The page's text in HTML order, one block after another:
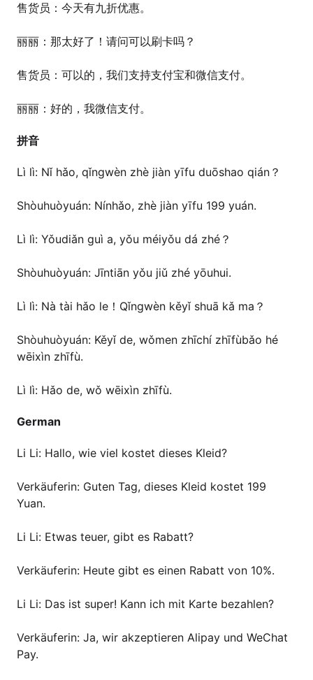
售货员：今天有九折优惠。
丽丽：那太好了！请问可以刷卡吗？
售货员：可以的，我们支持支付宝和微信支付。
丽丽：好的，我微信支付。
拼音
Lì lì: Nǐ hǎo, qǐngwèn zhè jiàn yīfu duōshao qián？
Shòuhuòyuán: Nínhǎo, zhè jiàn yīfu 199 yuán.
Lì lì: Yǒudiǎn guì a, yǒu méiyǒu dá zhé？
Shòuhuòyuán: Jīntiān yǒu jiǔ zhé yōuhui.
Lì lì: Nà tài hǎo le！Qǐngwèn kěyǐ shuā kǎ ma？
Shòuhuòyuán: Kěyǐ de, wǒmen zhīchí zhīfùbǎo hé
wēixìn zhīfù.
Lì lì: Hǎo de, wǒ wēixìn zhīfù.
German
Li Li: Hallo, wie viel kostet dieses Kleid?
Verkäuferin: Guten Tag, dieses Kleid kostet 199
Yuan.
Li Li: Etwas teuer, gibt es Rabatt?
Verkäuferin: Heute gibt es einen Rabatt von 10%.
Li Li: Das ist super! Kann ich mit Karte bezahlen?
Verkäuferin: Ja, wir akzeptieren Alipay und WeChat
Pay.